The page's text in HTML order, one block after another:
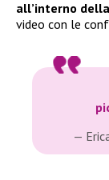
all’interno
video con le
—